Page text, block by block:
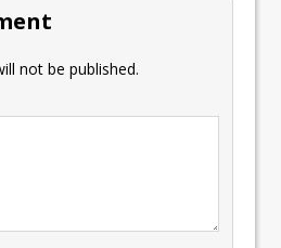
not be published.